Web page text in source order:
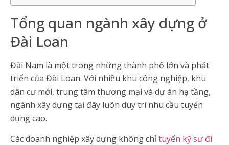
Tổng quan ngành xây dựng ở
Đài Loan
Đài Nam là một trong những thành phố lớn và phát
triển của Đài Loan. Với nhiều khu công nghiệp, khu
dân cư mới, trung tâm thương mại và dự án hạ tầng,
ngành xây dựng tại đây luôn duy trì nhu cầu tuyển
dụng cao.
Các doanh nghiệp xây dựng không chỉtuyển kỹ sư đi